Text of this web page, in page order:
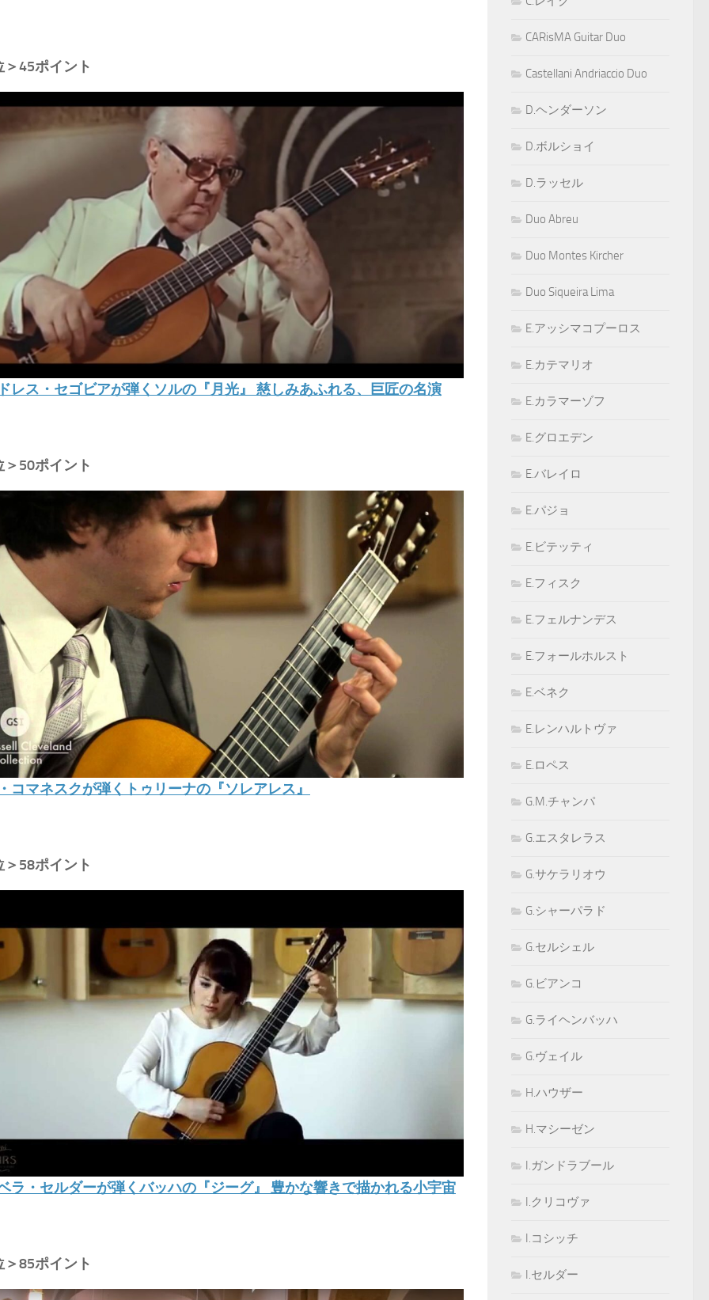
45ポイント
レス・セゴビアが弾くソルの『月光』 慈しみあふれる、巨匠の名演
50ポイント
コマネスクが弾くトゥリーナの『ソレアレス』
58ポイント
ラ・セルダーが弾くバッハの『ジーグ』 豊かな響きで描かれる小宇宙
85ポイント
CARisMA Guitar Duo
Castellani Andriaccio Duo
D.ヘンダーソン
D.ボルショイ
D.ラッセル
Duo Abreu
Duo Montes Kircher
Duo Siqueira Lima
E.アッシマコプーロス
E.カテマリオ
E.カラマーゾフ
E.グロエデン
E.バレイロ
E.パジョ
E.ビテッティ
E.フィスク
E.フェルナンデス
E.フォールホルスト
E.ベネク
E.レンハルトヴァ
E.ロペス
G.M.チャンパ
G.エスタレラス
G.サケラリオウ
G.シャーパラド
G.セルシェル
G.ビアンコ
G.ライヘンバッハ
G.ヴェイル
H.ハウザー
H.マシーゼン
I.ガンドラブール
I.クリコヴァ
I.コシッチ
I.セルダー